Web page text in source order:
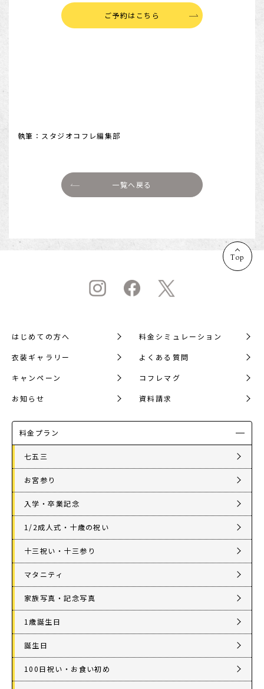
ご予約はこちら
執筆：スタジオコフレ編集部
一覧へ戻る
Top
はじめての方へ 料金シミュレーション
衣装ギャラリー よくある質問
キャンペーン コフレマグ
お知らせ 資料請求
料金プラン
七五三
お宮参り
入学・卒業記念
1/2成人式・十歳の祝い
十三祝い・十三参り
マタニティ
家族写真・記念写真
1歳誕生日
誕生日
100日祝い・お食い初め